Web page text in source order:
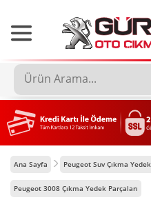
Ana Sayfa Peugeot Suv Çıkma
Peugeot 3008 Çıkma Yedek Parçaları